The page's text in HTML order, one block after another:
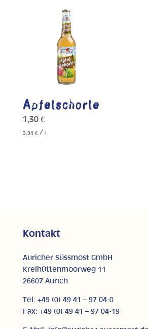
Apfelschorle
1,30 €
3,94 €/
Kontakt
Auricher Süssmost GmbH
Kreihüttenmoorweg 11
26607 Aurich
Tel: +49 (0) 49 41 – 97 04-0
Fax: +49 (0) 49 41 – 97 04-19